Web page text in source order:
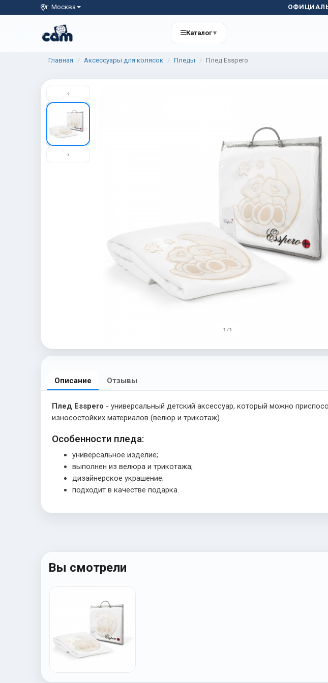
г. Москва
Каталог▾
Главная Аксессуары для колясок Пледы Плед Esspero
‹
›
1 / 1
Описание Отзывы
Плед Esspero - универсальный детский аксессуар, который можно
износостойких материалов (велюр и трикотаж).
Особенности пледа:
универсальное изделие;
выполнен из велюра и трикотажа;
дизайнерское украшение;
подходит в качестве подарка.
Вы смотрели